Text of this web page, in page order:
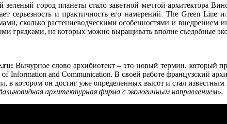
город планеты стало заветной мечтой архитектора
серьезность и практичность его намерений. The Green
сколько растениеводческими особенностями и
грядками, на которых можно выращивать вполне съедобные
Вычурное слово архибиотект – это новый термин, который
Information and Communication. В своей работе французский
в котором он достиг уже определенных высот и стал
архитектурная фирма с экологичным направлением».